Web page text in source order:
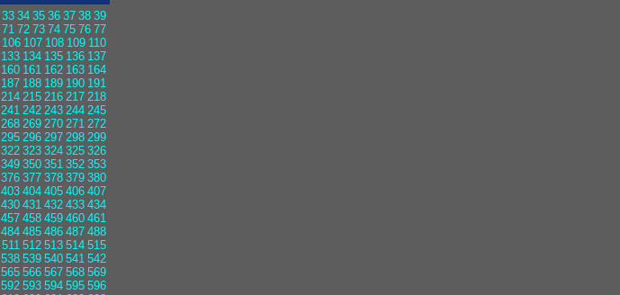
33 34 35 36 37 38 39
71 72 73 74 75 76 77
106 107 108 109 110
133 134 135 136 137
160 161 162 163 164
187 188 189 190 191
214 215 216 217 218
241 242 243 244 245
268 269 270 271 272
295 296 297 298 299
322 323 324 325 326
349 350 351 352 353
376 377 378 379 380
403 404 405 406 407
430 431 432 433 434
457 458 459 460 461
484 485 486 487 488
511 512 513 514 515
538 539 540 541 542
565 566 567 568 569
592 593 594 595 596